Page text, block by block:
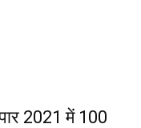
2021 में 100